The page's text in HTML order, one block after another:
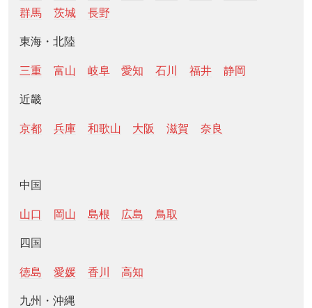
群馬
茨城 長野
東海・北陸
三重 富山 岐阜 愛知 石川 福井 静岡
近畿
京都 兵庫 和歌山 大阪 滋賀 奈良
中国
山口 岡山 島根 広島 鳥取
四国
徳島 愛媛 香川 高知
九州・沖縄